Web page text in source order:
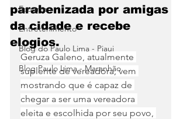
Esporte
Entretenimento
Blog do Paulo Lima - Piaui
Blog Paulo Lima - Maranhão
parabenizada por amigas
da cidade e recebe
elogios.
Geruza Galeno, atualmente
suplente de vereadora, vem
mostrando que é capaz de
chegar a ser uma vereadora
eleita e escolhida por seu povo,